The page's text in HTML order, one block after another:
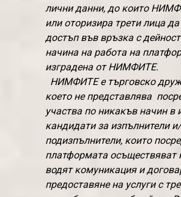
лични данни, до които
или оторизира трети лица
достъп във връзка с
начина на работа на
изградена от НИМФИТЕ.
НИМФИТЕ е търговско
което не представлява
участва по никакъв начин в
кандидати за изпълнители
подизпълнители, които
платформата осъществяват
водят комуникация и
предоставяне на услуги с